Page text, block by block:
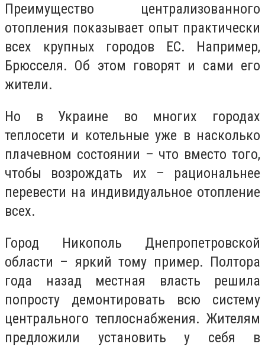
Преимущество централизованного
отопления показывает опыт практически
всех крупных городов ЕС. Например,
Брюсселя. Об этом говорят и сами его
жители.
Но в Украине во многих городах
теплосети и котельные уже в насколько
плачевном состоянии – что вместо того,
чтобы возрождать их – рациональнее
перевести на индивидуальное отопление
всех.
Город Никополь Днепропетровской
области – яркий тому пример. Полтора
года назад местная власть решила
попросту демонтировать всю систему
центрального теплоснабжения. Жителям
предложили установить у себя в